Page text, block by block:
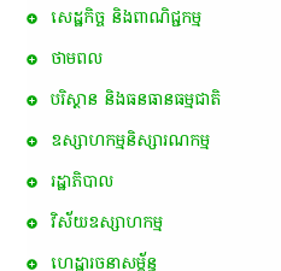
សេដ្ឋកិច្ច និងពាណិជ្ជកម្ម
ថាមពល
បរិស្ថាន និងធនធានធម្មជាតិ
ឧស្សាហកម្មនិស្សារណកម្ម
រដ្ឋាភិបាល
វិស័យឧស្សាហកម្ម
ហេដ្ឋារចនាសម្ព័ន្ធ